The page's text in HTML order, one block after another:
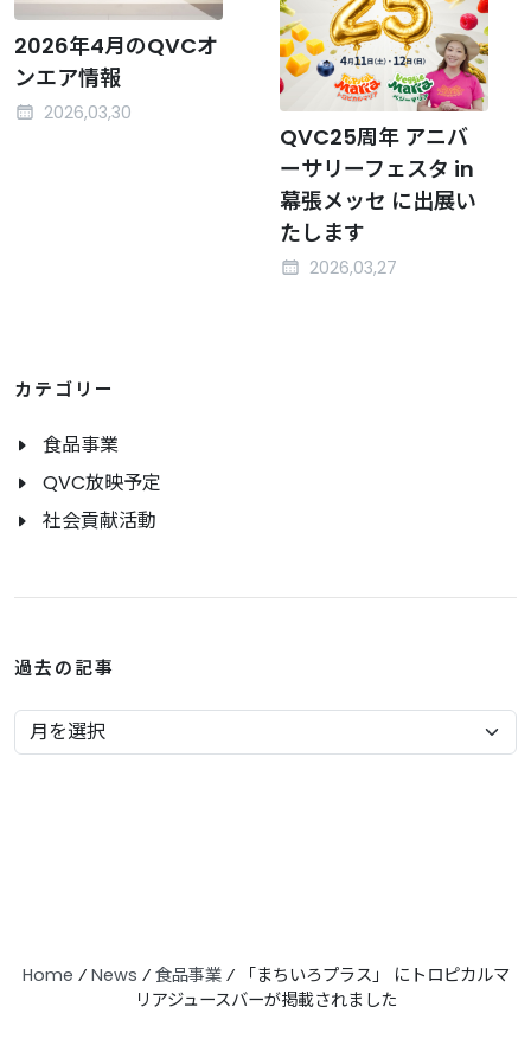
2026年4月のQVCオ
ンエア情報
2026,03,30
QVC25周年 アニバ
ーサリーフェスタ in
幕張メッセ に出展い
たします
2026,03,27
カテゴリー
食品事業
QVC放映予定
社会貢献活動
過去の記事
Home ⁄ News ⁄ 食品事業⁄
「まちいろプラス」 にトロピカルマ
リアジュースバーが掲載されました